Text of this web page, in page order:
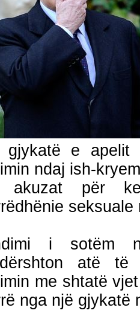
gjykatë e
ndaj ish-
akuzat për
i sotëm
atë
me shtatë
nga një gjykatë